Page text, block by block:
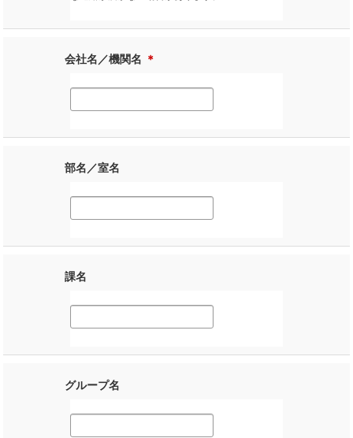
会社名／機関名 ＊
部名／室名
課名
グループ名